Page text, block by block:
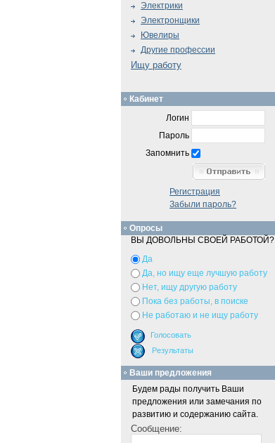
Электрики
Электронщики
Ювелиры
Другие профессии
Ищу работу
Кабинет
Логин
Пароль
Запомнить
Регистрация
Забыли пароль?
Опросы
ВЫ ДОВОЛЬНЫ СВОЕЙ РАБОТОЙ?
Да
Да, но ищу еще лучшую работу
Нет, ищу другую работу
Пока без работы, в поиске
Не работаю и не ищу работу
Ваши предложения
Будем рады получить Ваши
предложения или замечания по
развитию и содержанию сайта.
Сообщение: